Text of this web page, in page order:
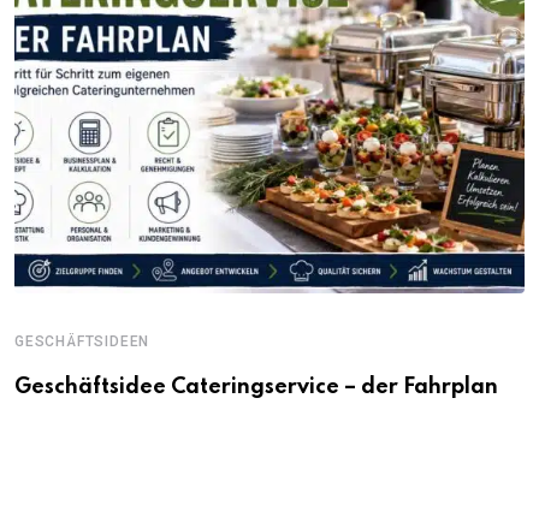
GESCHÄFTSIDEEN
Geschäftsidee Cateringservice – der Fahrplan